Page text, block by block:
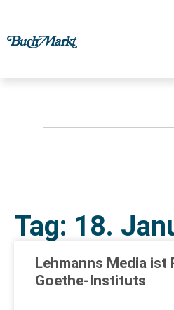
Tag: 18.
Lehmanns Media ist
Goethe-Instituts